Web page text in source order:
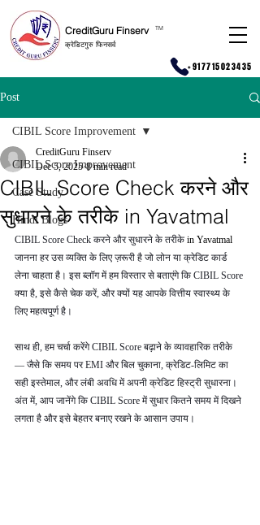
CreditGuru Finserv
क्रेडिटगुरु फिनसर्व
TM
+917715023435
Post
CIBIL Score Improvement
Case Study
Hindi Blogs
CIBIL Score Improvement
CIBIL Score Check करने और
सुधारने के तरीके in Yavatmal
CreditGuru Finserv
Dec 5, 2025 8 min read
CIBIL Score Check करने और सुधारने के तरीके in Yavatmal
जानना हर उस व्यक्ति के लिए ज़रूरी है जो लोन या क्रेडिट कार्ड
लेना चाहता है। इस ब्लॉग में हम विस्तार से बताएंगे कि CIBIL Score
क्या है, इसे कैसे चेक करें, और क्यों यह आपके वित्तीय स्वास्थ्य के
लिए महत्वपूर्ण है।
साथ ही, हम चर्चा करेंगे CIBIL Score बढ़ाने के व्यावहारिक तरीके
— जैसे कि समय पर EMI और बिल चुकाना, क्रेडिट‑लिमिट का
सही इस्तेमाल, और लंबी अवधि में अपनी क्रेडिट हिस्ट्री सुधारना।
अंत में, आप जानेंगे कि CIBIL Score में सुधार कितने समय में दिखने
लगता है और इसे बेहतर बनाए रखने के आसान उपाय।